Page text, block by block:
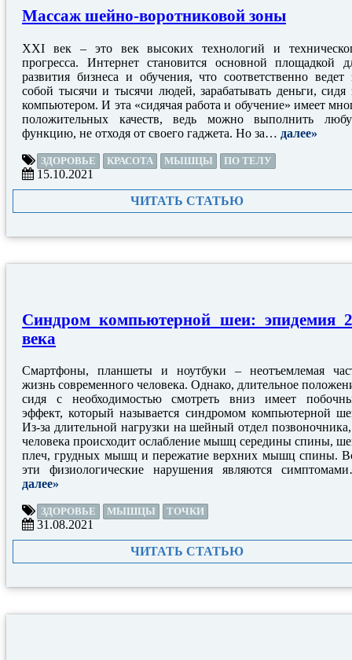
Массаж шейно-воротниковой зоны
XXI век – это век высоких технологий и
прогресса. Интернет становится основной площадкой
развития бизнеса и обучения, что соответственно ведет
собой тысячи и тысячи людей, зарабатывать деньги, сидя
компьютером. И эта «сидячая работа и обучение» имеет
положительных качеств, ведь можно выполнить
функцию, не отходя от своего гаджета. Но за… далее»
ЗДОРОВЬЕ КРАСОТА МЫШЦЫ ПО ТЕЛУ
15.10.2021
ЧИТАТЬ СТАТЬЮ
Синдром компьютерной шеи: эпидемия
века
Смартфоны, планшеты и ноутбуки – неотъемлемая
жизнь современного человека. Однако, длительное
сидя с необходимостью смотреть вниз имеет
эффект, который называется синдромом компьютерной
Из-за длительной нагрузки на шейный отдел
человека происходит ослабление мышц середины спины,
плеч, грудных мышц и пережатие верхних мышц спины.
эти физиологические нарушения являются
далее»
ЗДОРОВЬЕ МЫШЦЫ ТОЧКИ
31.08.2021
ЧИТАТЬ СТАТЬЮ